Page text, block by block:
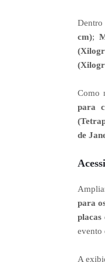
cm);
Como
para
de
para
placas
evento
A